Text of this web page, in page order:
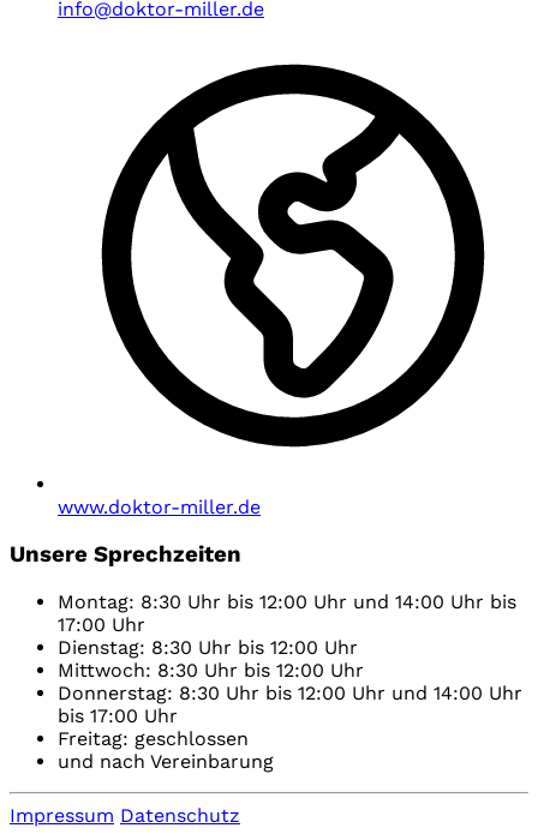
info@doktor-miller.de
www.doktor-miller.de
Unsere Sprechzeiten
Montag: 8:30 Uhr bis 12:00 Uhr und 14:00 Uhr bis
17:00 Uhr
Dienstag: 8:30 Uhr bis 12:00 Uhr
Mittwoch: 8:30 Uhr bis 12:00 Uhr
Donnerstag: 8:30 Uhr bis 12:00 Uhr und 14:00 Uhr
bis 17:00 Uhr
Freitag: geschlossen
und nach Vereinbarung
Impressum Datenschutz